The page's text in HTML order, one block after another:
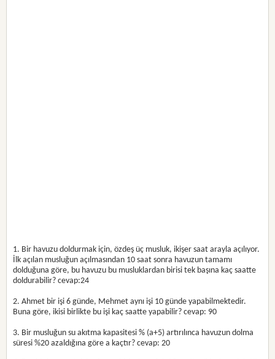
1. Bir havuzu doldurmak için, özdeş üç musluk, ikişer saat arayla açılıyor.
İlk açılan musluğun açılmasından 10 saat sonra havuzun tamamı
dolduğuna göre, bu havuzu bu musluklardan birisi tek başına kaç saatte
doldurabilir? cevap:24
2. Ahmet bir işi 6 günde, Mehmet aynı işi 10 günde yapabilmektedir.
Buna göre, ikisi birlikte bu işi kaç saatte yapabilir? cevap: 90
3. Bir musluğun su akıtma kapasitesi % (a+5) artırılınca havuzun dolma
süresi %20 azaldığına göre a kaçtır? cevap: 20